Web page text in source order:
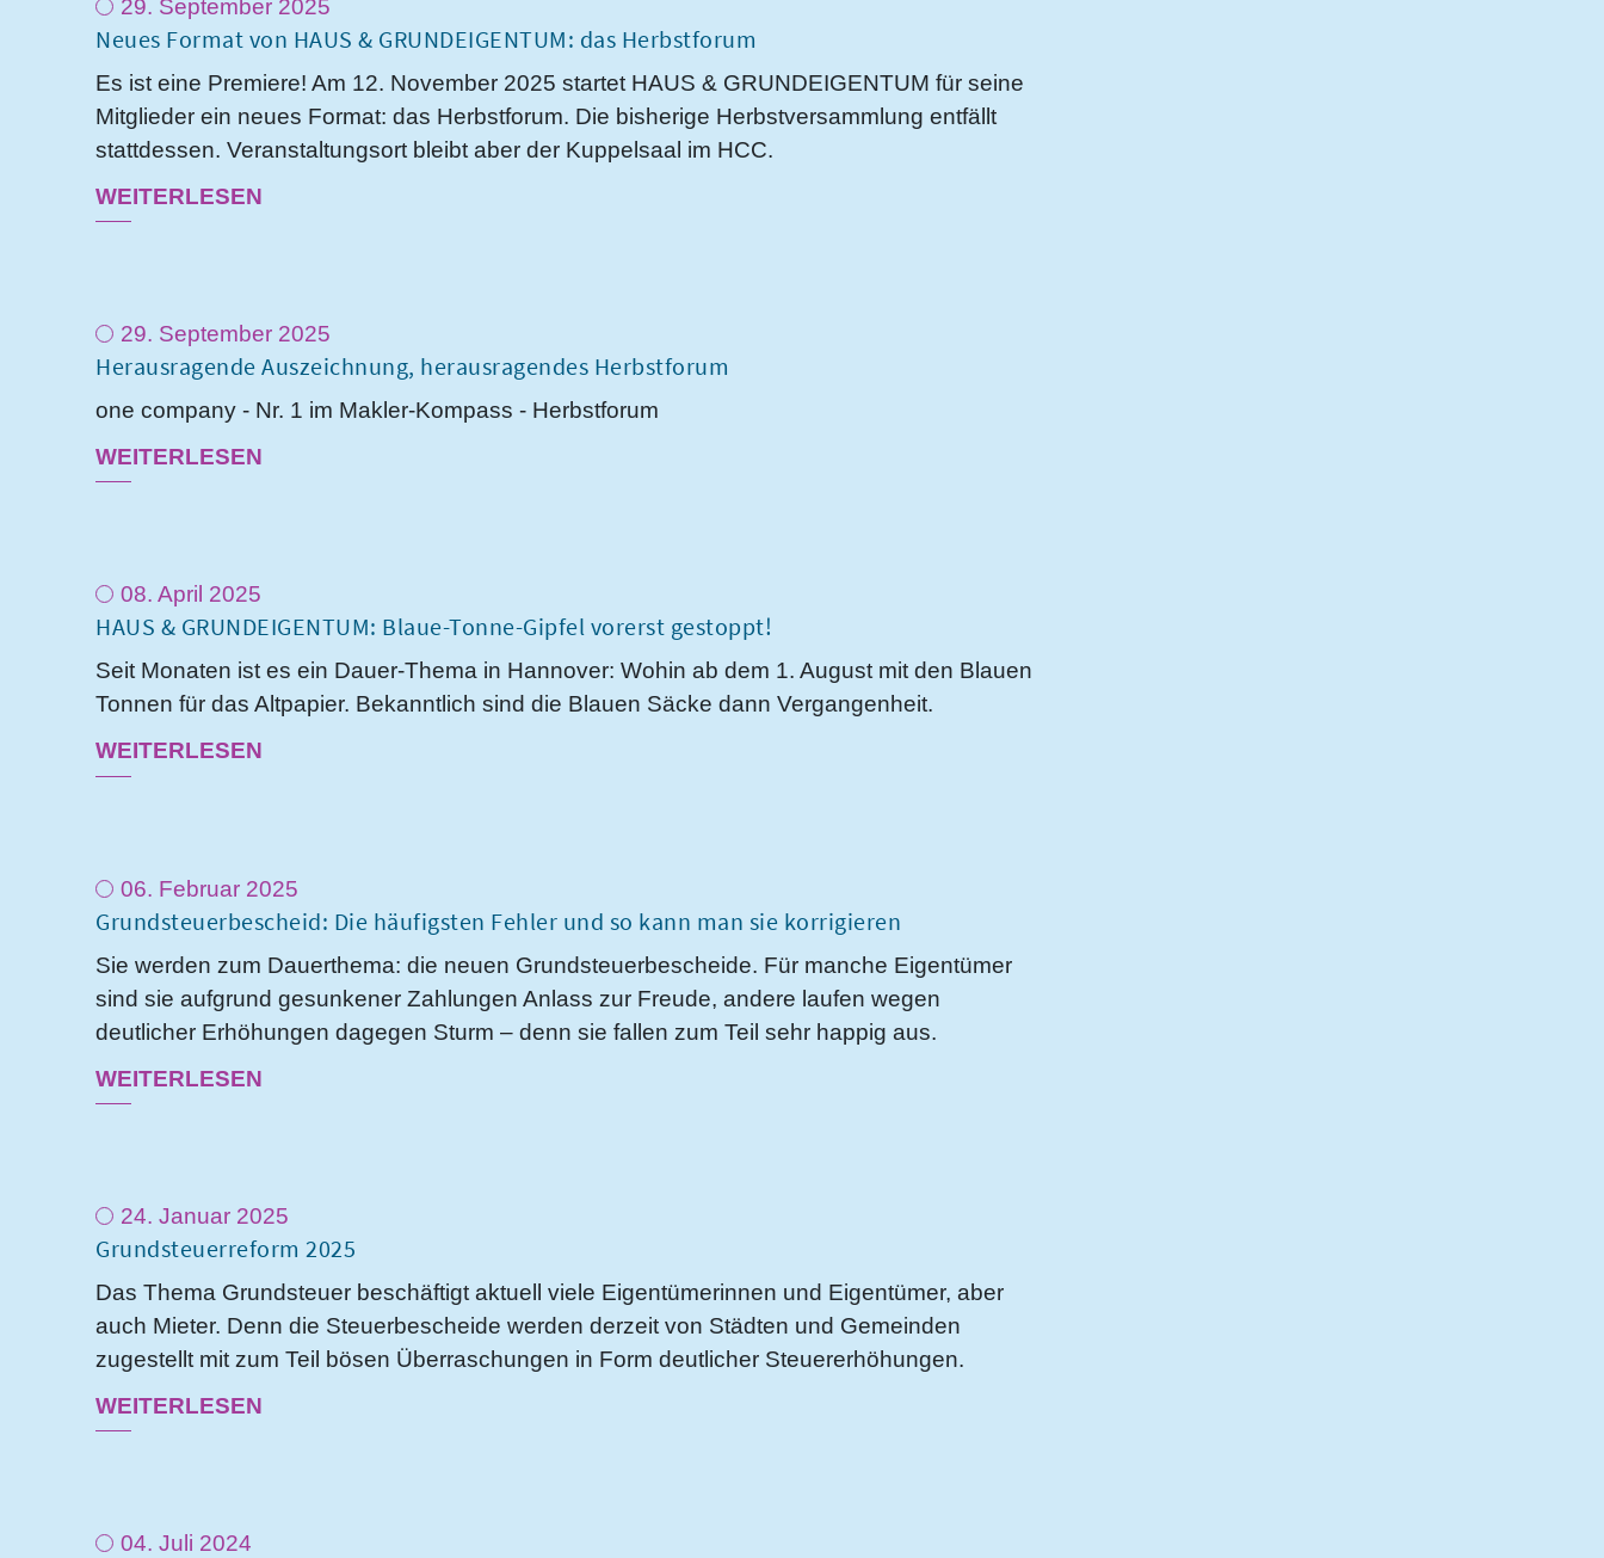
29. September 2025
Neues Format von HAUS & GRUNDEIGENTUM: das Herbstforum
Es ist eine Premiere! Am 12. November 2025 startet HAUS & GRUNDEIGENTUM für seine
Mitglieder ein neues Format: das Herbstforum. Die bisherige Herbstversammlung entfällt
stattdessen. Veranstaltungsort bleibt aber der Kuppelsaal im HCC.
WEITERLESEN
29. September 2025
Herausragende Auszeichnung, herausragendes Herbstforum
one company - Nr. 1 im Makler-Kompass - Herbstforum
WEITERLESEN
08. April 2025
HAUS & GRUNDEIGENTUM: Blaue-Tonne-Gipfel vorerst gestoppt!
Seit Monaten ist es ein Dauer-Thema in Hannover: Wohin ab dem 1. August mit den Blauen
Tonnen für das Altpapier. Bekanntlich sind die Blauen Säcke dann Vergangenheit.
WEITERLESEN
06. Februar 2025
Grundsteuerbescheid: Die häufigsten Fehler und so kann man sie korrigieren
Sie werden zum Dauerthema: die neuen Grundsteuerbescheide. Für manche Eigentümer
sind sie aufgrund gesunkener Zahlungen Anlass zur Freude, andere laufen wegen
deutlicher Erhöhungen dagegen Sturm – denn sie fallen zum Teil sehr happig aus.
WEITERLESEN
24. Januar 2025
Grundsteuerreform 2025
Das Thema Grundsteuer beschäftigt aktuell viele Eigentümerinnen und Eigentümer, aber
auch Mieter. Denn die Steuerbescheide werden derzeit von Städten und Gemeinden
zugestellt mit zum Teil bösen Überraschungen in Form deutlicher Steuererhöhungen.
WEITERLESEN
04. Juli 2024